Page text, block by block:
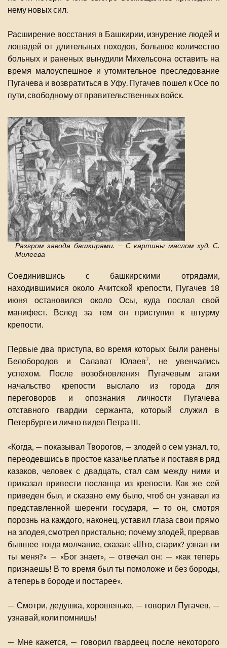
нему новых сил.
Расширение восстания в Башкирии, изнурение людей и
лошадей от длительных походов, большое количество
больных и раненых вынудили Михельсона оставить на
время малоуспешное и утомительное преследование
Пугачева и возвратиться в Уфу. Пугачев пошел к Осе по
пути, свободному от правительственных войск.
Разгром завода башкирами. — С картины маслом худ. С.
Милеева
Соединившись с башкирскими отрядами,
находившимися около Ачитской крепости, Пугачев 18
июня остановился около Осы, куда послал свой
манифест. Вслед за тем он приступил к штурму
крепости.
Первые два приступа, во время которых были ранены
Белобородов и Салават Юлаев7
, не увенчались
успехом. После возобновления Пугачевым атаки
начальство крепости выслало из города для
переговоров и опознания личности Пугачева
отставного гвардии сержанта, который служил в
Петербурге и лично видел Петра III.
«Когда, — показывал Творогов, — злодей о сем узнал, то,
переодевшись в простое казачье платье и поставя в ряд
казаков, человек с двадцать, стал сам между ними и
приказал привести посланца из крепости. Как же сей
приведен был, и сказано ему было, чтоб он узнавал из
представленной шеренги государя, — то он, смотря
порознь на каждого, наконец, уставил глаза свои прямо
на злодея, смотрел пристально; почему злодей, прервав
бывшее тогда молчание, сказал: «Што, старик? узнал ли
ты меня?» — «Бог знает», — отвечал он: — «как теперь
признаешь! В то время был ты помоложе и без бороды,
а теперь в бороде и постарее».
— Смотри, дедушка, хорошенько, — говорил Пугачев, —
узнавай, коли помнишь!
— Мне кажется, — говорил гвардеец после некоторого